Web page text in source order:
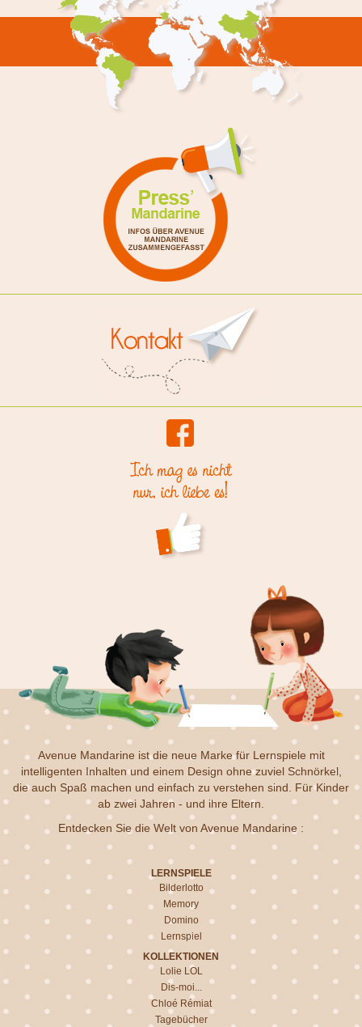
Avenue Mandarine ist die neue Marke für Lernspiele mit
intelligenten Inhalten und einem Design ohne zuviel Schnörkel,
die auch Spaß machen und einfach zu verstehen sind. Für Kinder
ab zwei Jahren - und ihre Eltern.
Entdecken Sie die Welt von Avenue Mandarine :
LERNSPIELE
Bilderlotto
Memory
Domino
Lernspiel
KOLLEKTIONEN
Lolie LOL
Dis-moi...
Chloé Rémiat
Tagebücher